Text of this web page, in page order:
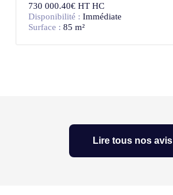
730 000.40€ HT HC
Disponibilité : Immédiate
Surface : 85 m²
Lire tous nos avis